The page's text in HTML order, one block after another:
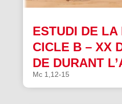
ESTUDI DE LA
CICLE B – XX
DE DURANT
Mc 1,12-15